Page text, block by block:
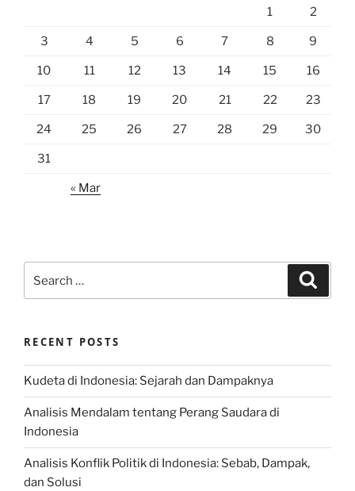
1 2
3 4 5 6 7 8 9
10 11 12 13 14 15 16
17 18 19 20 21 22 23
24 25 26 27 28 29 30
31
« Mar
for:
RECENT POSTS
Kudeta di Indonesia: Sejarah dan Dampaknya
Analisis Mendalam tentang Perang Saudara di
Indonesia
Analisis Konflik Politik di Indonesia: Sebab, Dampak,
dan Solusi